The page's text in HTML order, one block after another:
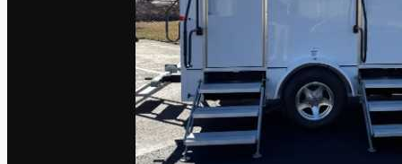
Créer un compte
Mode nuit